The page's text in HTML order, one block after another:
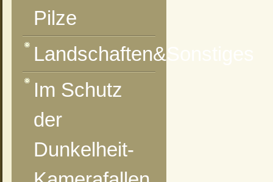
Pilze
Landschaften&Sonstiges
Im Schutz
der
Dunkelheit-